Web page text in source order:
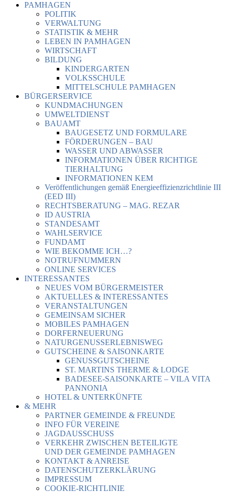
PAMHAGEN
POLITIK
VERWALTUNG
STATISTIK & MEHR
LEBEN IN PAMHAGEN
WIRTSCHAFT
BILDUNG
KINDERGARTEN
VOLKSSCHULE
MITTELSCHULE PAMHAGEN
BÜRGERSERVICE
KUNDMACHUNGEN
UMWELTDIENST
BAUAMT
BAUGESETZ UND FORMULARE
FÖRDERUNGEN – BAU
WASSER UND ABWASSER
INFORMATIONEN ÜBER RICHTIGE
TIERHALTUNG
INFORMATIONEN KEM
Veröffentlichungen gemäß Energieeffizienzrichtlinie III
(EED III)
RECHTSBERATUNG – MAG. REZAR
ID AUSTRIA
STANDESAMT
WAHLSERVICE
FUNDAMT
WIE BEKOMME ICH…?
NOTRUFNUMMERN
ONLINE SERVICES
INTERESSANTES
NEUES VOM BÜRGERMEISTER
AKTUELLES & INTERESSANTES
VERANSTALTUNGEN
GEMEINSAM SICHER
MOBILES PAMHAGEN
DORFERNEUERUNG
NATURGENUSSERLEBNISWEG
GUTSCHEINE & SAISONKARTE
GENUSSGUTSCHEINE
ST. MARTINS THERME & LODGE
BADESEE-SAISONKARTE – VILA VITA
PANNONIA
HOTEL & UNTERKÜNFTE
& MEHR
PARTNER GEMEINDE & FREUNDE
INFO FÜR VEREINE
JAGDAUSSCHUSS
VERKEHR ZWISCHEN BETEILIGTE
UND DER GEMEINDE PAMHAGEN
KONTAKT & ANREISE
DATENSCHUTZERKLÄRUNG
IMPRESSUM
COOKIE-RICHTLINIE